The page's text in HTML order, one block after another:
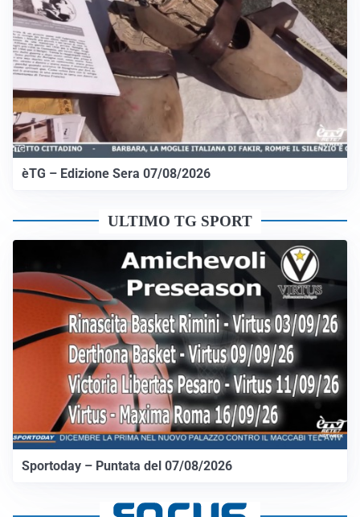
èTG – Edizione Sera 07/08/2026
ULTIMO TG SPORT
Sportoday – Puntata del 07/08/2026